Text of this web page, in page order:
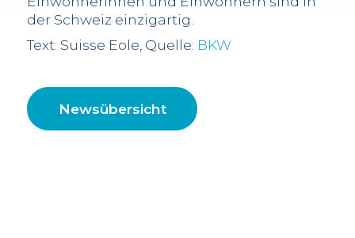
der Schweiz einzigartig.
Text: Suisse Eole, Quelle: BKW
Newsübersicht